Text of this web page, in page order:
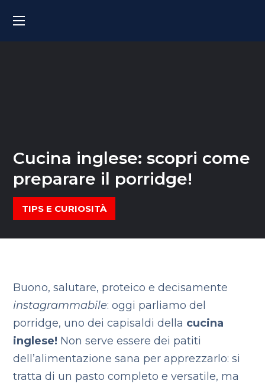
Cucina inglese: scopri come
preparare il porridge!
TIPS E CURIOSITÀ
Buono, salutare, proteico e decisamente
instagrammabile: oggi parliamo del
porridge, uno dei capisaldi della cucina
inglese! Non serve essere dei patiti
dell’alimentazione sana per apprezzarlo: si
tratta di un pasto completo e versatile, ma